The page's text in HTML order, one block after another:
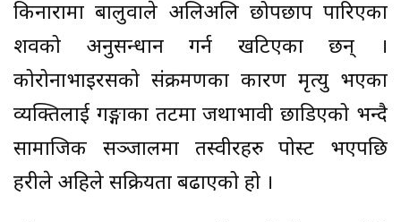
किनारामा बालुवाले अलिअलि छोपछाप पारिएका
शवको अनुसन्धान गर्न खटिएका छन् ।
कोरोनाभाइरसको संक्रमणका कारण मृत्यु भएका
व्यक्तिलाई गङ्गाका तटमा जथाभावी छाडिएको भन्दै
सामाजिक सञ्जालमा तस्वीरहरु पोस्ट भएपछि
प्रहरीले अहिले सक्रियता बढाएको हो ।